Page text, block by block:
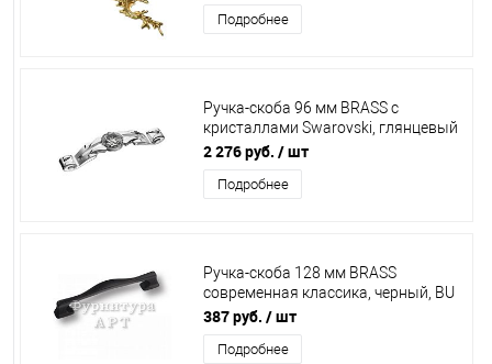
Подробнее
Ручка-скоба 96 мм BRASS с
кристаллами Swarovski, глянцевый
хром, 15.166.96.SWA.07***
2 276 руб. / шт
Подробнее
Ручка-скоба 128 мм BRASS
современная классика, черный, BU
011,128,09***
387 руб. / шт
Подробнее